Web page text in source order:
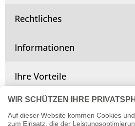
Rechtliches
Informationen
Ihre Vorteile
Vertrag widerrufen